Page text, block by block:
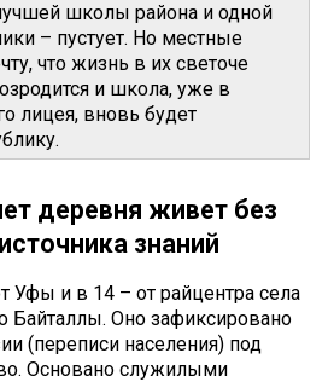
школы района и одной
– пустует. Но местные
что жизнь в их светоче
и школа, уже в
лицея, вновь будет
деревня живет без
знаний
Уфы и в 14 – от райцентра села
Байталлы. Оно зафиксировано
(переписи населения) под
Основано служилыми